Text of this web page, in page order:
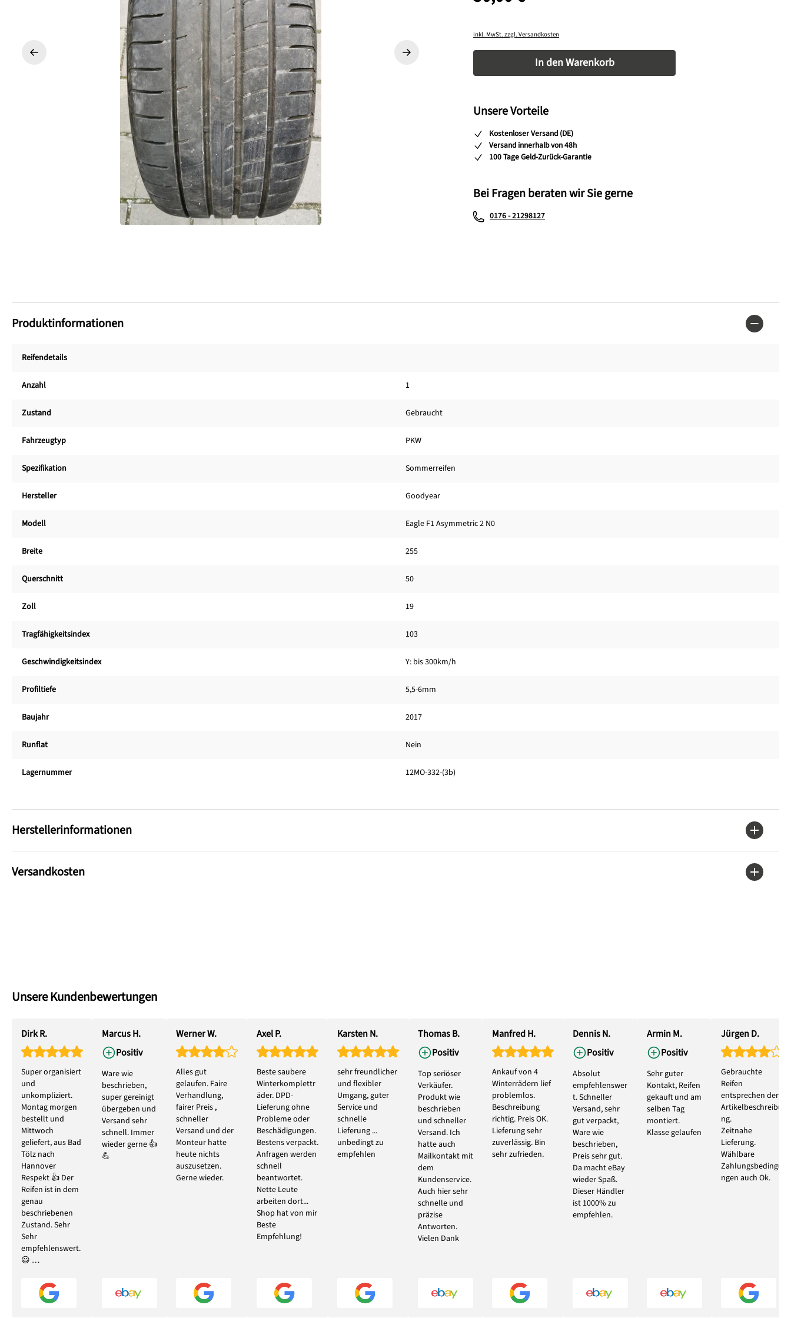
inkl. MwSt. zzgl. Versandkosten
Produkt Anzahl: Gib den gewünschten Wert ein oder
In den Warenkorb
Unsere Vorteile
Kostenloser Versand (DE)
Versand innerhalb von 48h
100 Tage Geld-Zurück-Garantie
Bei Fragen beraten wir Sie gerne
0176 - 21298127
Produktinformationen
Reifendetails
Anzahl 1
Zustand Gebraucht
Fahrzeugtyp PKW
Spezifikation Sommerreifen
Hersteller Goodyear
Modell Eagle F1 Asymmetric 2 N0
Breite 255
Querschnitt 50
Zoll 19
Tragfähigkeitsindex 103
Geschwindigkeitsindex Y: bis 300km/h
Profiltiefe 5,5-6mm
Baujahr 2017
Runflat Nein
Lagernummer 12MO-332-(3b)
Herstellerinformationen
Versandkosten
Unsere Kundenbewertungen
Dirk R.
Super organisiert
und
unkompliziert.
Montag morgen
bestellt und
Mittwoch
geliefert, aus Bad
Tölz nach
Hannover
Respekt 👍 Der
Reifen ist in dem
genau
beschriebenen
Zustand. Sehr
Sehr
empfehlenswert.
😃 …
Marcus H.
Positiv
Ware wie
beschrieben,
super gereinigt
übergeben und
Versand sehr
schnell. Immer
wieder gerne 👍
💪
Werner W.
Alles gut
gelaufen. Faire
Verhandlung,
fairer Preis ,
schneller
Versand und der
Monteur hatte
heute nichts
auszusetzen.
Gerne wieder.
Axel P.
Beste saubere
Winterkomplettr
äder. DPD-
Lieferung ohne
Probleme oder
Beschädigungen.
Bestens verpackt.
Anfragen werden
schnell
beantwortet.
Nette Leute
arbeiten dort...
Shop hat von mir
Beste
Empfehlung!
Karsten N.
sehr freundlicher
und flexibler
Umgang, guter
Service und
schnelle
Lieferung ...
unbedingt zu
empfehlen
Thomas B.
Positiv
Top seriöser
Verkäufer.
Produkt wie
beschrieben
und schneller
Versand. Ich
hatte auch
Mailkontakt mit
dem
Kundenservice.
Auch hier sehr
schnelle und
präzise
Antworten.
Vielen Dank
Manfred H.
Ankauf von 4
Winterrädern lief
problemlos.
Beschreibung
richtig. Preis OK.
Lieferung sehr
zuverlässig. Bin
sehr zufrieden.
Dennis N.
Positiv
Absolut
empfehlenswer
t. Schneller
Versand, sehr
gut verpackt,
Ware wie
beschrieben,
Preis sehr gut.
Da macht eBay
wieder Spaß.
Dieser Händler
ist 1000% zu
empfehlen.
Armin M.
Positiv
Sehr guter
Kontakt, Reifen
gekauft und am
selben Tag
montiert.
Klasse gelaufen
Jürgen D.
Gebrauchte
Reifen
entsprechen der
Artikelbeschreibu
ng.
Zeitnahe
Lieferung.
Wählbare
Zahlungsbedingu
ngen auch Ok.